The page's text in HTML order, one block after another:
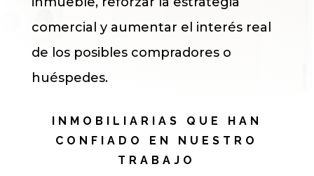
comercial y aumentar el interés real
de los posibles compradores o
huéspedes.
INMOBILIARIAS QUE HAN
CONFIADO EN NUESTRO
TRABAJO